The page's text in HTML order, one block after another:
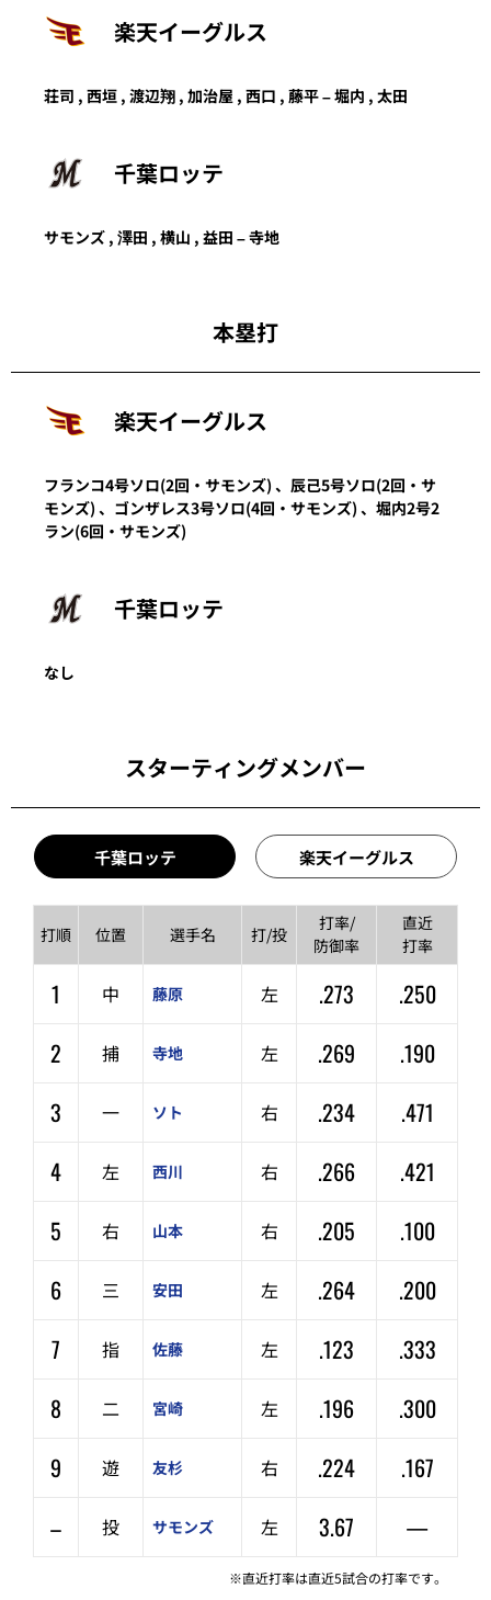
楽天イーグルス
荘司 , 西垣 , 渡辺翔 , 加治屋 , 西口 , 藤平–堀内 , 太田
千葉ロッテ
サモンズ , 澤田 , 横山 , 益田 –寺地
本塁打
楽天イーグルス
フランコ4号ソロ(2回・ サモンズ) 、 辰己5号ソロ(2回・ サ
モンズ) 、 ゴンザレス3号ソロ(4回・ サモンズ) 、 堀内2号2
ラン(6回・ サモンズ)
千葉ロッテ
なし
スターティングメンバー
千葉ロッテ 楽天イーグルス
打順 位置 選手名 打/投
打率/
防御率
直近
打率
1 中 藤原 左 .273
.250
2
捕 寺地 左 .269
.190
3
一 ソト 右 .234
.471
4
左 西川 右 .266
.421
5
右 山本 右 .205
.100
6
三 安田 左 .264
.200
7
指 佐藤 左 .123
.333
8
二 宮崎 左 .196
.300
9
遊 友杉 右 .224
.167
–
投 サモンズ 左 3.67 —
※直近打率は直近5試合の打率です。